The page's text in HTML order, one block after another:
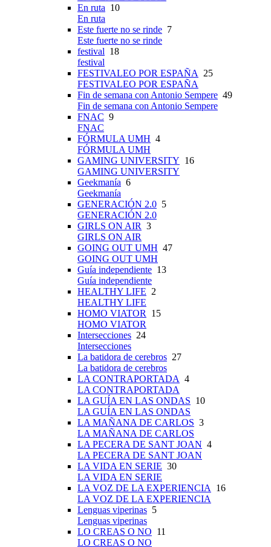
En ruta 10
En ruta
Este fuerte no se rinde 7
Este fuerte no se rinde
festival 18
festival
FESTIVALEO POR ESPAÑA
25
FESTIVALEO POR ESPAÑA
Fin de semana con Antonio Sempere 49
Fin de semana con Antonio Sempere
FNAC 9
FNAC
FÓRMULA UMH 4
FÓRMULA UMH
GAMING UNIVERSITY 16
GAMING UNIVERSITY
Geekmanía 6
Geekmanía
GENERACIÓN 2.0 5
GENERACIÓN 2.0
GIRLS ON AIR 3
GIRLS ON AIR
GOING OUT UMH 47
GOING OUT UMH
Guía independiente 13
Guía independiente
HEALTHY LIFE 2
HEALTHY LIFE
HOMO VIATOR
15
HOMO VIATOR
Intersecciones 24
Intersecciones
La batidora de cerebros 27
La batidora de cerebros
LA CONTRAPORTADA 4
LA CONTRAPORTADA
LA GUÍA EN LAS ONDAS 10
LA GUÍA EN LAS ONDAS
LA MAÑANA DE CARLOS 3
LA MAÑANA DE CARLOS
LA PECERA DE SANT JOAN 4
LA PECERA DE SANT JOAN
LA VIDA EN SERIE 30
LA VIDA EN SERIE
LA VOZ DE LA EXPERIENCIA
16
LA VOZ DE LA EXPERIENCIA
Lenguas viperinas 5
Lenguas viperinas
LO CREAS O NO 11
LO CREAS O NO